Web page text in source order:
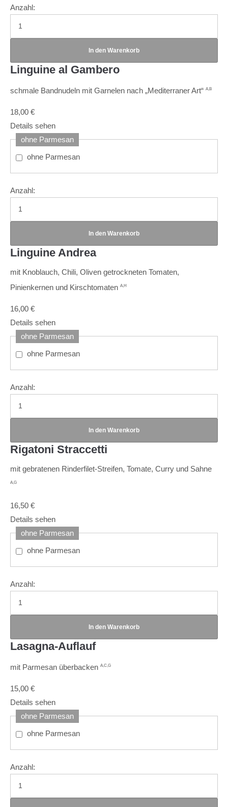
Anzahl:
Linguine al Gambero
schmale Bandnudeln mit Garnelen nach „Mediterraner Art“ A,B
18,00 €
Details sehen
ohne Parmesan
ohne Parmesan
Anzahl:
Linguine Andrea
mit Knoblauch, Chili, Oliven getrockneten Tomaten,
Pinienkernen und Kirschtomaten A,H
16,00 €
Details sehen
ohne Parmesan
ohne Parmesan
Anzahl:
Rigatoni Straccetti
mit gebratenen Rinderfilet-Streifen, Tomate, Curry und Sahne
A,G
16,50 €
Details sehen
ohne Parmesan
ohne Parmesan
Anzahl:
Lasagna-Auflauf
mit Parmesan überbacken A,C,G
15,00 €
Details sehen
ohne Parmesan
ohne Parmesan
Anzahl: